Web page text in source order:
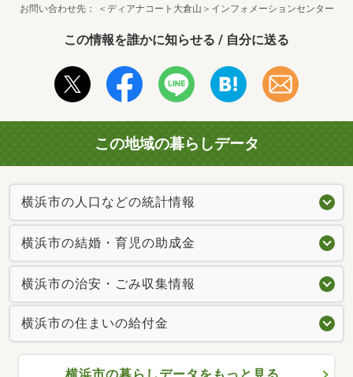
お問い合わせ先 ＜ディアナコート大倉山＞インフォメーションセンター
この情報を誰かに知らせる / 自分に送る
この地域の暮らしデータ
横浜市の人口などの統計情報
横浜市の結婚・育児の助成金
横浜市の治安・ごみ収集情報
横浜市の住まいの給付金
横浜市の暮らしデータをもっと見る